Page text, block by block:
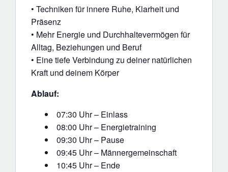
• Techniken für innere Ruhe, Klarheit und
Präsenz
• Mehr Energie und Durchhaltevermögen für
Alltag, Beziehungen und Beruf
• Eine tiefe Verbindung zu deiner natürlichen
Kraft und deinem Körper
Ablauf:
07:30 Uhr – Einlass
08:00 Uhr – Energietraining
09:30 Uhr – Pause
09:45 Uhr – Männergemeinschaft
10:45 Uhr – Ende